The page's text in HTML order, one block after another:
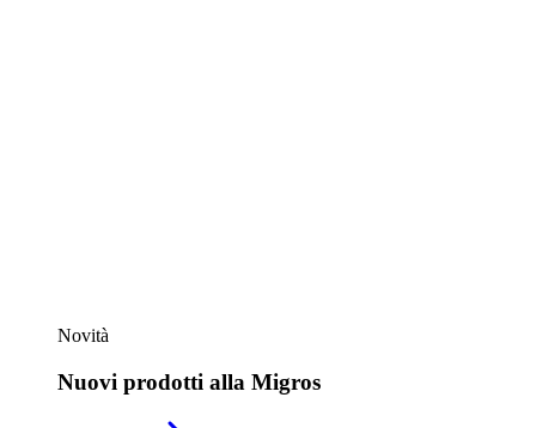
Novità
Nuovi prodotti alla Migros